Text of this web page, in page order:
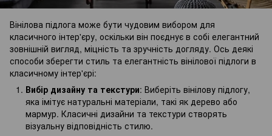
Вінілова підлога може бути чудовим вибором для
класичного інтер'єру, оскільки він поєднує в собі елегантний
зовнішній вигляд, міцність та зручність догляду. Ось деякі
способи зберегти стиль та елегантність вінілової підлоги в
класичному інтер'єрі:
Вибір дизайну та текстури: Виберіть вінілову підлогу,
яка імітує натуральні матеріали, такі як дерево або
мармур. Класичні дизайни та текстури створять
візуальну відповідність стилю.